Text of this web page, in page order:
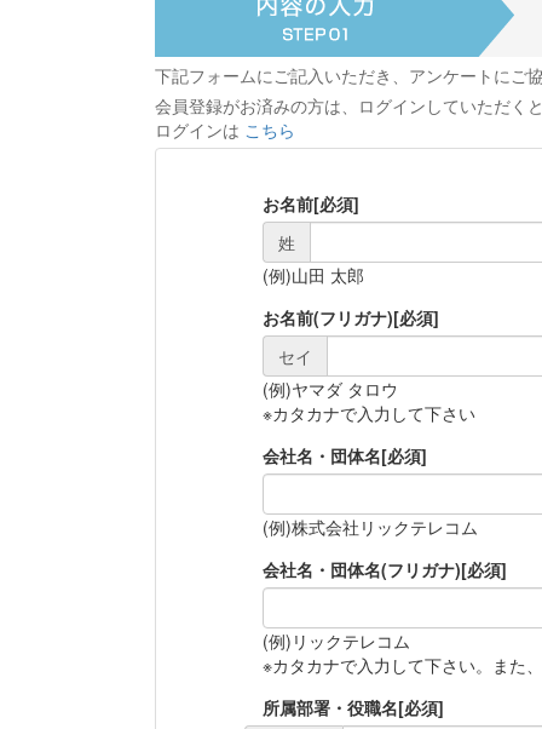
下記フォームにご記入いただき、アンケートにご
会員登録がお済みの方は、ログインしていただく
ログインは こちら
お名前[必須]
姓
(例)山田 太郎
お名前(フリガナ)[必須]
セイ
(例)ヤマダ タロウ
※カタカナで入力して下さい
会社名・団体名[必須]
(例)株式会社リックテレコム
会社名・団体名(フリガナ)[必須]
(例)リックテレコム
※カタカナで入力して下さい。また
所属部署・役職名[必須]